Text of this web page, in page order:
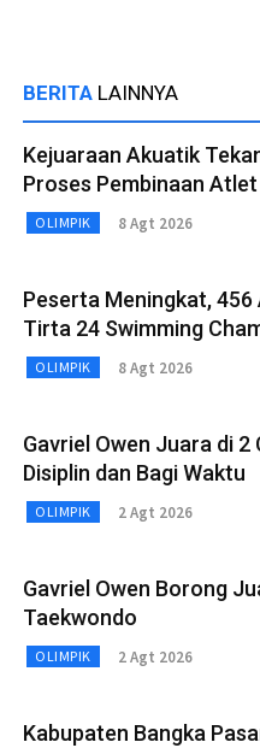
BERITA LAINNYA
Kejuaraan Akuatik
Proses Pembinaan Atlet
OLIMPIK 8 Agt 2026
Peserta Meningkat,
Tirta 24 Swimming
OLIMPIK 8 Agt 2026
Gavriel Owen Juara di
Disiplin dan Bagi Waktu
OLIMPIK 2 Agt 2026
Gavriel Owen Borong
Taekwondo
OLIMPIK 2 Agt 2026
Kabupaten Bangka